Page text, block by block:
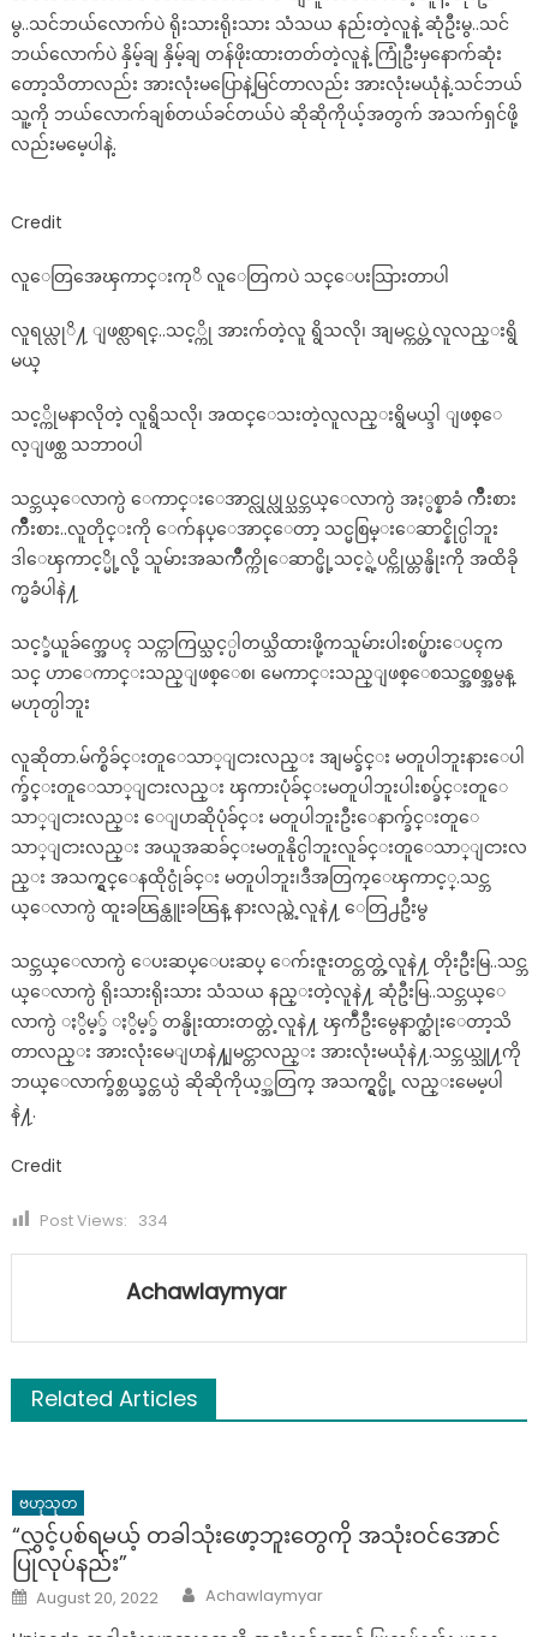
မွ..သင်ဘယ်လောက်ပဲ ရိုးသားရိုးသား သံသယ နည်းတဲ့လူနဲ့ ဆုံဦးမွ..သင်
ဘယ်လောက်ပဲ နှိမ့်ချ နှိမ့်ချ တန်ဖိုးထားတတ်တဲ့လူနဲ့ ကြုံဦးမှနောက်ဆုံး
တော့သိတာလည်း အားလုံးမပြောနဲ့မြင်တာလည်း အားလုံးမယုံနဲ့.သင်ဘယ်
သူ့ကို ဘယ်လောက်ချစ်တယ်ခင်တယ်ပဲ ဆိုဆိုကိုယ့်အတွက် အသက်ရှင်ဖို့
လည်းမမေ့ပါနဲ့.
Credit
လူေတြအေၾကာင္းကုိ လူေတြကပဲ သင္ေပးသြားတာပါ
လူရယ္လုိ႔ ျဖစ္လာရင္..သင့္ကို အားက်တဲ့လူ ရွိသလို၊ အျမင္ကပ္တဲ့လူလည္းရွိ
မယ္
သင့္ကိုမနာလိုတဲ့ လူရွိသလို၊ အထင္ေသးတဲ့လူလည္းရွိမယ္ဒါ ျဖစ္ေ
လ့ျဖစ္ထ သဘာ၀ပါ
သင္ဘယ္ေလာက္ပဲ ေကာင္းေအာင္လုပ္လုပ္သင္ဘယ္ေလာက္ပဲ အႏွစ္နာခံ က်ိဳးစား
က်ိဳးစား..လူတိုင္းကို ေက်နပ္ေအာင္ေတာ့ သင္မစြမ္းေဆာင္နိုင္ပါဘူး
ဒါေၾကာင့္မို့လို့ သူမ်ားအႀကိဳက္ကိုေဆာင္ဖို့သင့္ရဲ့ပင္ကိုယ္တန္ဖိုးကို အထိခို
က္မခံပါနဲ႔
သင့္ခံယူခ်က္အေပၚ သင္ကာကြယ္သင့္ပါတယ္သိထားဖို့ကသူမ်ားပါးစပ္ဖ်ားေပၚက
သင္ ဟာေကာင္းသည္ျဖစ္ေစ၊ မေကာင္းသည္ျဖစ္ေစသင္အစစ္အမွန္
မဟုတ္ပါဘူး
လူဆိုတာ.မ်က္စိခ်င္းတူေသာ္ျငားလည္း အျမင္ခ်င္း မတူပါဘူးနားေပါ
က္ခ်င္းတူေသာ္ျငားလည္း ၾကားပုံခ်င္းမတူပါဘူးပါးစပ္ခ်င္းတူေ
သာ္ျငားလည္း ေျပာဆိုပုံခ်င္း မတူပါဘူးဦးေနာက္ခ်င္းတူေ
သာ္ျငားလည္း အယူအဆခ်င္းမတူနိုင္ပါဘူးလူခ်င္းတူေသာ္ျငားလ
ည္း အသက္ရွင္ေနထိုင္ပုံခ်င္း မတူပါဘူး၊ဒီအတြက္ေၾကာင့္.သင္ဘ
ယ္ေလာက္ပဲ ထူးခၽြန္ထူးခၽြန္ နားလည္တဲ့လူနဲ႔ ေတြ႕ဦးမွ
သင္ဘယ္ေလာက္ပဲ ေပးဆပ္ေပးဆပ္ ေက်းဇူးတင္တတ္တဲ့လူနဲ႔ တိုးဦးမြ..သင္ဘ
ယ္ေလာက္ပဲ ရိုးသားရိုးသား သံသယ နည္းတဲ့လူနဲ႔ ဆုံဦးမြ..သင္ဘယ္ေ
လာက္ပဲ ႏွိမ့္ခ် ႏွိမ့္ခ် တန္ဖိုးထားတတ္တဲ့လူနဲ႔ ၾကဳံဦးမွေနာက္ဆုံးေတာ့သိ
တာလည္း အားလုံးမေျပာနဲ႔ျမင္တာလည္း အားလုံးမယုံနဲ႔.သင္ဘယ္သူ႔ကို
ဘယ္ေလာက္ခ်စ္တယ္ခင္တယ္ပဲ ဆိုဆိုကိုယ့္အတြက္ အသက္ရွင္ဖို့ လည္းမေမ့ပါ
နဲ႔.
Credit
Post Views: 334
Achawlaymyar
Related Articles
ဗဟုသုတ
“လွှင့်ပစ်ရမယ့် တခါသုံးဖော့ဘူးတွေကို အသုံးဝင်အောင်
ပြုလုပ်နည်း”
Posted
on
August 20, 2022 Author
Achawlaymyar